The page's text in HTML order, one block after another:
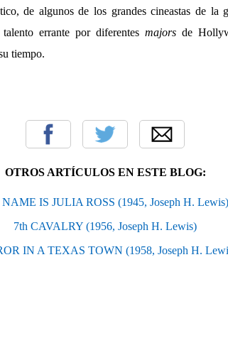
de algunos de los grandes cineastas de la
errante por diferentes majors de
tiempo.
OTROS ARTÍCULOS EN ESTE BLOG:
IS JULIA ROSS (1945, Joseph H. Lewis)
7th CAVALRY (1956, Joseph H. Lewis)
IN A TEXAS TOWN (1958, Joseph H.